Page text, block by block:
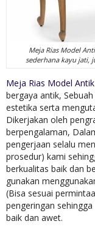
Meja Rias Model
sederhana kayu jati,
Meja Rias Model
bergaya antik,
estetika serta
Dikerjakan oleh
berpengalaman,
pengerjaan selalu
prosedur) kami
berkualitas baik dan
gunakan
(Bisa sesuai
pengeringan
baik dan awet.